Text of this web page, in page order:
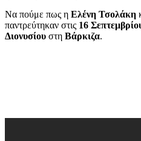
Να πούμε πως η Ελένη Τσολάκη
παντρεύτηκαν στις 16
Διονυσίου στη Βάρκιζα.